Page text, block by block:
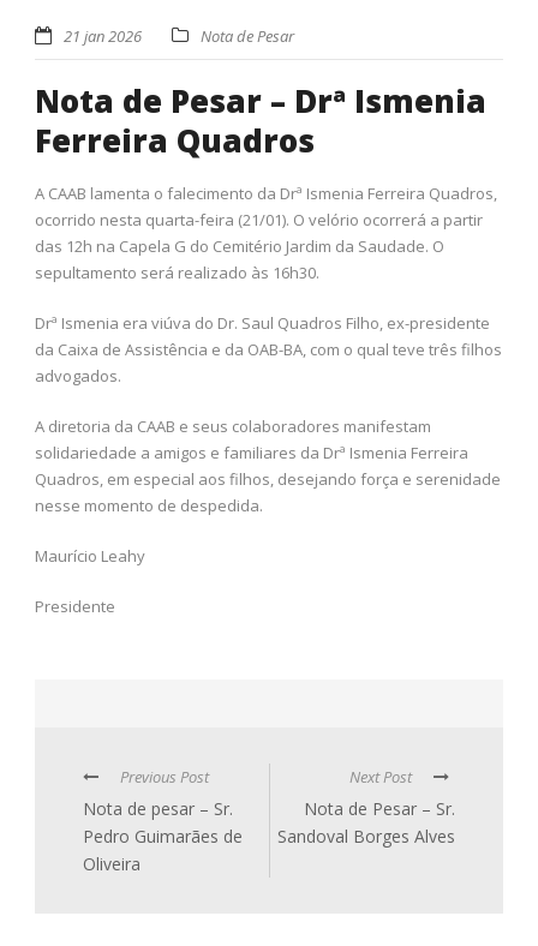
21 jan 2026 Nota de Pesar
Nota de Pesar – Drª Ismenia
Ferreira Quadros
A CAAB lamenta o falecimento da Drª Ismenia Ferreira Quadros,
ocorrido nesta quarta-feira (21/01). O velório ocorrerá a partir
das 12h na Capela G do Cemitério Jardim da Saudade. O
sepultamento será realizado às 16h30.
Drª Ismenia era viúva do Dr. Saul Quadros Filho, ex-presidente
da Caixa de Assistência e da OAB-BA, com o qual teve três filhos
advogados.
A diretoria da CAAB e seus colaboradores manifestam
solidariedade a amigos e familiares da Drª Ismenia Ferreira
Quadros, em especial aos filhos, desejando força e serenidade
nesse momento de despedida.
Maurício Leahy
Presidente
Previous Post
Nota de pesar – Sr.
Pedro Guimarães de
Oliveira
Next Post
Nota de Pesar – Sr.
Sandoval Borges Alves